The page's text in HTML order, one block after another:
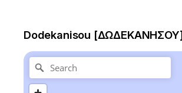
Dodekanisou